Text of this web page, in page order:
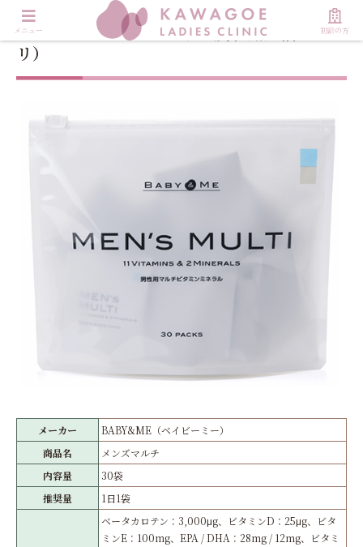
BABY&ME メンズマルチ（男性用妊活サプ
リ）
メーカー
BABY&ME（ベイビーミー）
商品名
メンズマルチ
内容量
30袋
推奨量
1日1袋
ベータカロテン：3,000μg、ビタミンD：25μg、ビタ
ミンE：100mg、EPA / DHA：28mg / 12mg、ビタミ
メニュー 初診の方